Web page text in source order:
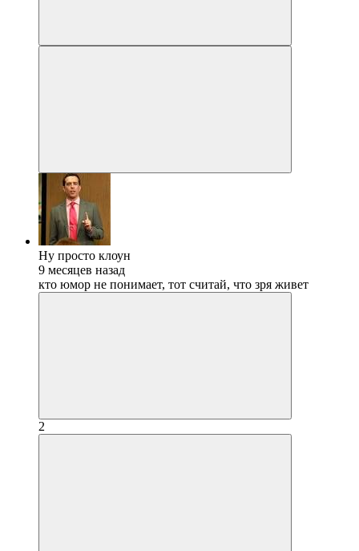
Ну просто клоун
9 месяцев назад
кто юмор не понимает, тот считай, что зря живет
2